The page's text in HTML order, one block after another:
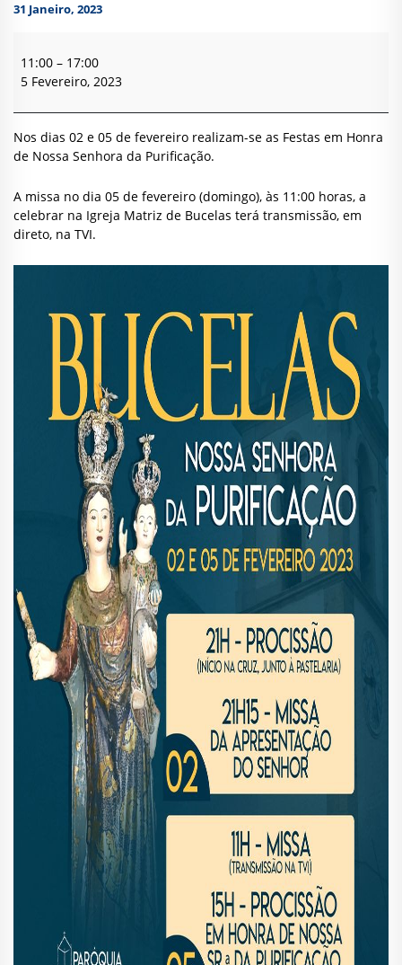
31 Janeiro, 2023
em
Honra
N.
S.
da
–
Bucelas
11:00 – 17:00
5 Fevereiro, 2023
Nos dias 02 e 05 de fevereiro realizam-se as Festas em Honra
de Nossa Senhora da Purificação.
A missa no dia 05 de fevereiro (domingo), às 11:00 horas, a
celebrar na Igreja Matriz de Bucelas terá transmissão, em
direto, na TVI.